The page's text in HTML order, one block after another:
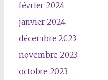
février 2024
janvier 2024
décembre 2023
novembre 2023
octobre 2023